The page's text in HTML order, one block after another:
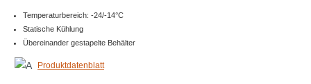
Temperaturbereich: -24/-14°C
Statische Kühlung
Übereinander gestapelte Behälter
Produktdatenblatt